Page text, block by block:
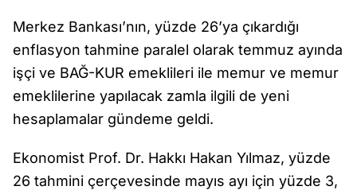
Merkez Bankası’nın, yüzde 26’ya çıkardığı
enflasyon tahmine paralel olarak temmuz ayında
işçi ve BAĞ-KUR emeklileri ile memur ve memur
emeklilerine yapılacak zamla ilgili de yeni
hesaplamalar gündeme geldi.
Ekonomist Prof. Dr. Hakkı Hakan Yılmaz, yüzde
26 tahmini çerçevesinde mayıs ayı için yüzde 3,